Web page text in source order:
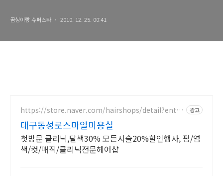
곰싱이랑 슈퍼스타 2010. 12. 25. 00:41
https://store.naver.com/hairshops/detail?entry
광고
대구동성로스마일미용실
첫방문 클리닉,탈색30% 모든시술20%할인행사, 펌/염
색/컷/매직/클리닉전문헤어샵